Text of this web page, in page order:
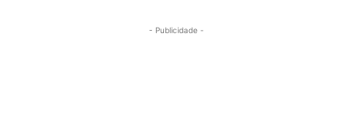
- Publicidade -